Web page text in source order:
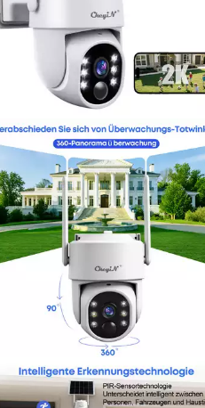
CKEYIN
Überwachungskamera außen 360°-